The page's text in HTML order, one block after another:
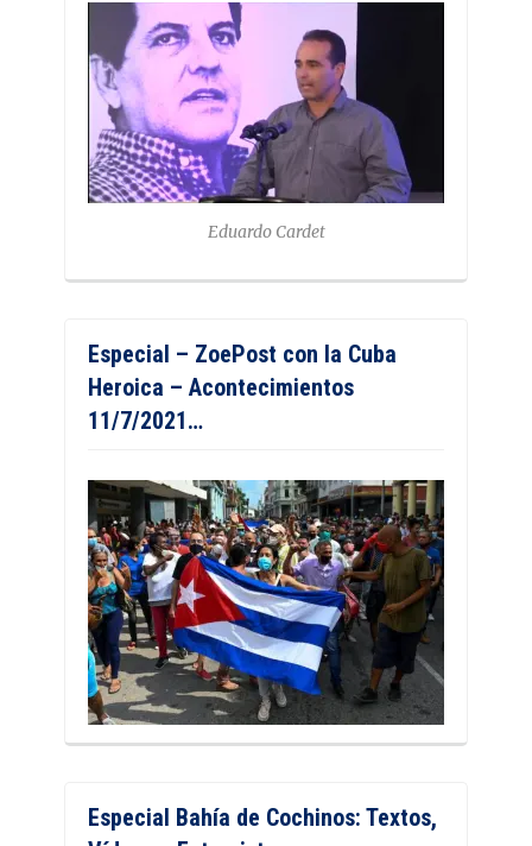
Eduardo Cardet
Especial – ZoePost con la Cuba
Heroica – Acontecimientos
11/7/2021…
Especial Bahía de Cochinos: Textos,